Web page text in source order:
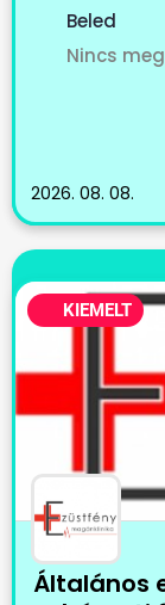
Beled
Nincs
2026. 08. 08.
KIEMELT
Általános